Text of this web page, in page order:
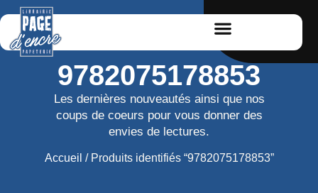
9782075178853
Les dernières nouveautés ainsi que nos
coups de coeurs pour vous donner des
envies de lectures.
Accueil / Produits identifiés “9782075178853”